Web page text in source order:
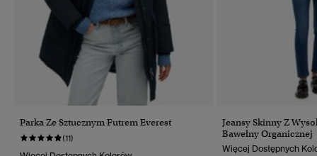
Parka Ze Sztucznym Futrem Everest
(11)
Jeansy Skinny Z
Bawełny Organicznej
Więcej Dostępnych